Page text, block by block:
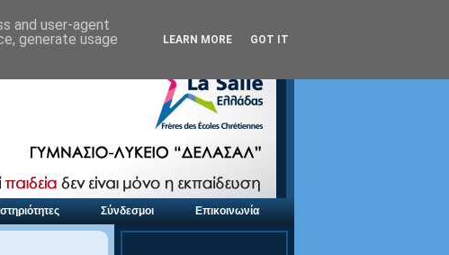
Σύνδεσμοι Επικοινωνία
and user-agent
generate usage
LEARN MORE GOT IT